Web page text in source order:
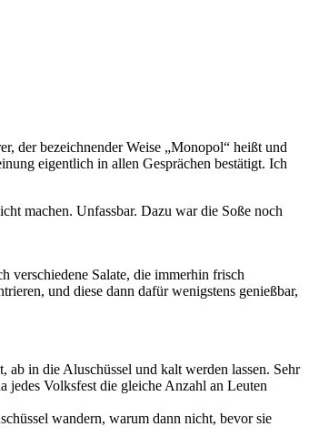
der bezeichnender Weise „Monopol“ heißt und
eigentlich in allen Gesprächen bestätigt. Ich
machen. Unfassbar. Dazu war die Soße noch
verschiedene Salate, die immerhin frisch
und diese dann dafür wenigstens genießbar,
in die Aluschüssel und kalt werden lassen. Sehr
jedes Volksfest die gleiche Anzahl an Leuten
wandern, warum dann nicht, bevor sie